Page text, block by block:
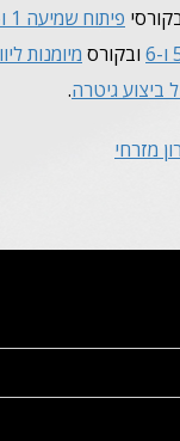
פיתוח שמיעה 1 ו-2
ובקורס מיומנות
ביצוע גיטרה.
מזרחי